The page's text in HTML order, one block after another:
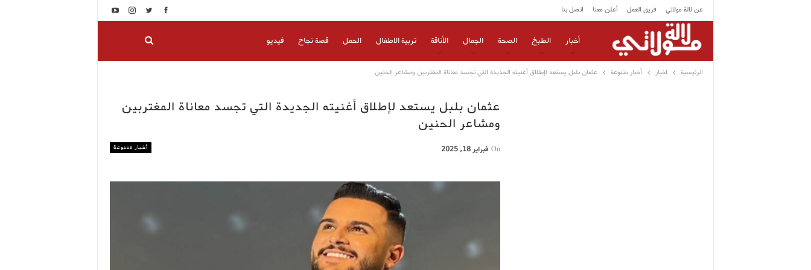
عن لالة مولاتي فريق العمل أعلن معنا اتصل بنا
أخبار الطبخ الصحة الجمال الأناقة تربية الاطفال الحمل قصة نجاح فيديو
الرئيسية اخبار أخبار متنوعة عثمان بلبل يستعد لإطلاق أغنيته الجديدة التي تجسد معاناة المغتربين ومشاعر الحنين
عثمان بلبل يستعد لإطلاق أغنيته الجديدة التي تجسد معاناة المغتربين
ومشاعر الحنين
أخبار متنوعة On فبراير 18, 2025